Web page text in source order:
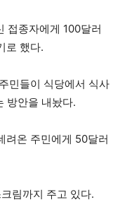
접종자에게 100달러
로 했다.
민들이 식당에서 식사
방안을 내놨다.
려온 주민에게 50달러
림까지 주고 있다.